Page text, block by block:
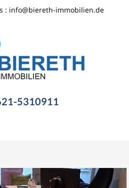
: info@biereth-immobilien.de
5310911